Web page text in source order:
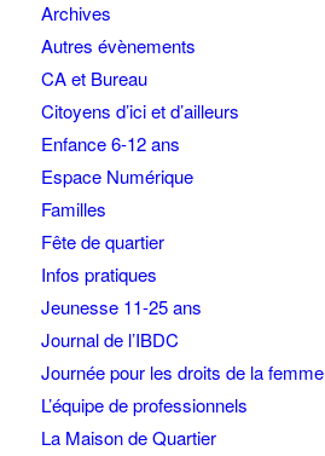
Archives
Autres évènements
CA et Bureau
Citoyens d’ici et d’ailleurs
Enfance 6-12 ans
Espace Numérique
Familles
Fête de quartier
Infos pratiques
Jeunesse 11-25 ans
Journal de l’IBDC
Journée pour les droits de la femme
L’équipe de professionnels
La Maison de Quartier